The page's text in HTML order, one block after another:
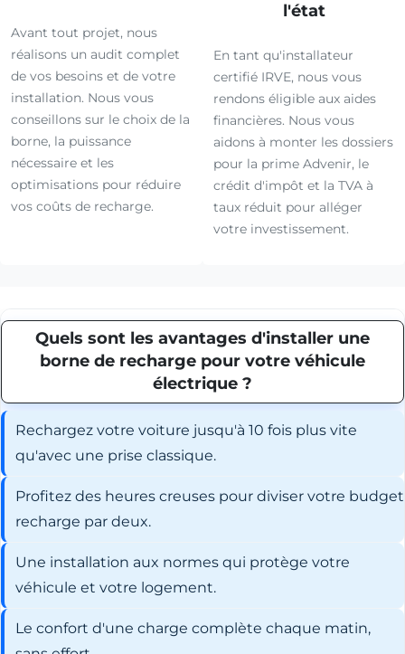
Avant tout projet, nous
réalisons un audit complet
de vos besoins et de votre
installation. Nous vous
conseillons sur le choix de la
borne, la puissance
nécessaire et les
optimisations pour réduire
vos coûts de recharge.
l'état
En tant qu'installateur
certifié IRVE, nous vous
rendons éligible aux aides
financières. Nous vous
aidons à monter les dossiers
pour la prime Advenir, le
crédit d'impôt et la TVA à
taux réduit pour alléger
votre investissement.
Quels sont les avantages d'installer une
borne de recharge pour votre véhicule
électrique ?
Rechargez votre voiture jusqu'à 10 fois plus vite
qu'avec une prise classique.
Profitez des heures creuses pour diviser votre budget
recharge par deux.
Une installation aux normes qui protège votre
véhicule et votre logement.
Le confort d'une charge complète chaque matin,